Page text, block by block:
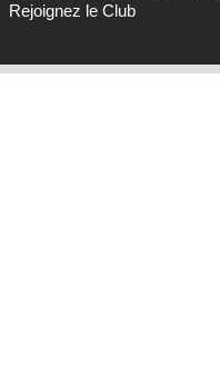
Rejoignez le Club